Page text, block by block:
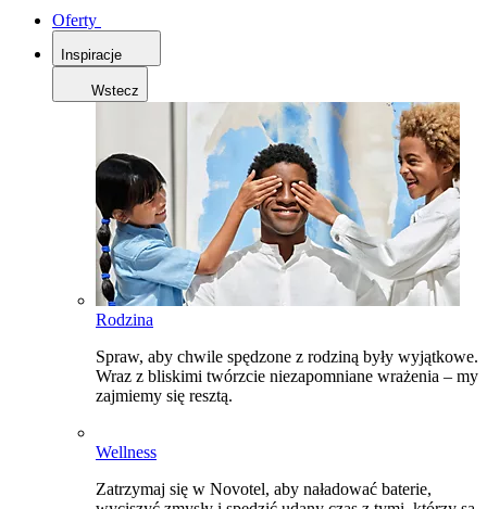
Oferty
Inspiracje
Wstecz
Rodzina
Spraw, aby chwile spędzone z rodziną były wyjątkowe.
Wraz z bliskimi twórzcie niezapomniane wrażenia – my
zajmiemy się resztą.
Wellness
Zatrzymaj się w Novotel, aby naładować baterie,